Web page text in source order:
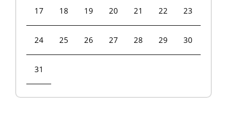
17 18 19 20 21 22 23
24 25 26 27 28 29 30
31